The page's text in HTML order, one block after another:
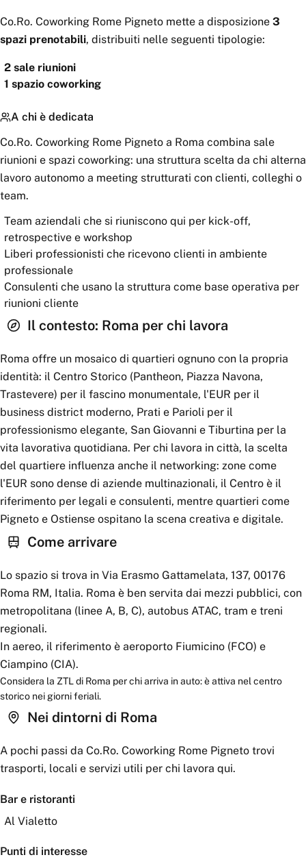
Co.Ro. Coworking Rome Pigneto mette a disposizione 3
spazi prenotabili, distribuiti nelle seguenti tipologie:
2 sale riunioni
1 spazio coworking
A chi è dedicata
Co.Ro. Coworking Rome Pigneto a Roma combina sale
riunioni e spazi coworking: una struttura scelta da chi alterna
lavoro autonomo a meeting strutturati con clienti, colleghi o
team.
Team aziendali che si riuniscono qui per kick-off,
retrospective e workshop
Liberi professionisti che ricevono clienti in ambiente
professionale
Consulenti che usano la struttura come base operativa per
riunioni cliente
Il contesto: Roma per chi lavora
Roma offre un mosaico di quartieri ognuno con la propria
identità: il Centro Storico (Pantheon, Piazza Navona,
Trastevere) per il fascino monumentale, l'EUR per il
business district moderno, Prati e Parioli per il
professionismo elegante, San Giovanni e Tiburtina per la
vita lavorativa quotidiana. Per chi lavora in città, la scelta
del quartiere influenza anche il networking: zone come
l'EUR sono dense di aziende multinazionali, il Centro è il
riferimento per legali e consulenti, mentre quartieri come
Pigneto e Ostiense ospitano la scena creativa e digitale.
Come arrivare
Lo spazio si trova in Via Erasmo Gattamelata, 137, 00176
Roma RM, Italia. Roma è ben servita dai mezzi pubblici, con
metropolitana (linee A, B, C), autobus ATAC, tram e treni
regionali.
In aereo, il riferimento è aeroporto Fiumicino (FCO) e
Ciampino (CIA).
Considera la ZTL di Roma per chi arriva in auto: è attiva nel centro
storico nei giorni feriali.
Nei dintorni di Roma
A pochi passi da Co.Ro. Coworking Rome Pigneto trovi
trasporti, locali e servizi utili per chi lavora qui.
Bar e ristoranti
Al Vialetto
Punti di interesse